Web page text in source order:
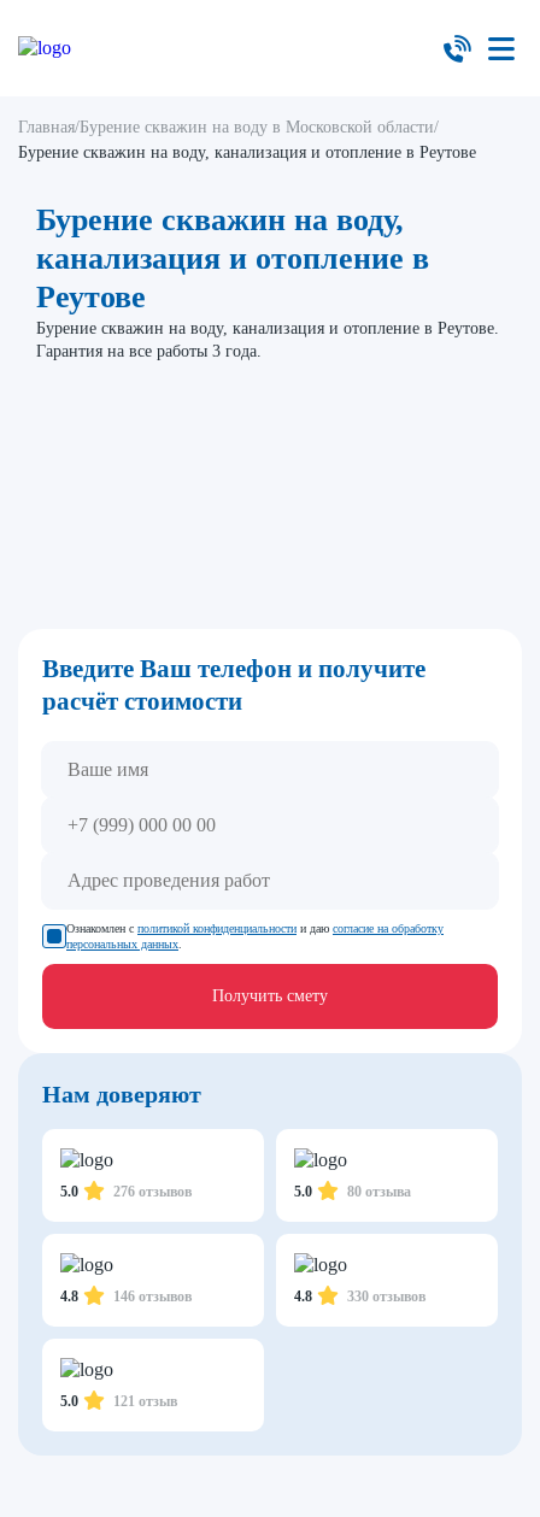
Главная/Бурение скважин на воду в Московской области/
Бурение скважин на воду, канализация и отопление в Реутове
Бурение скважин на воду,
канализация и отопление в
Реутове
Бурение скважин на воду, канализация и отопление в Реутове.
Гарантия на все работы 3 года.
Введите Ваш телефон и получите
расчёт стоимости
Ознакомлен с политикой конфиденциальности и даю согласие на обработку
персональных данных
Получить смету
Нам доверяют
5.0 276 отзывов 5.0 80 отзыва
4.8 146 отзывов 4.8 330 отзывов
5.0 121 отзыв